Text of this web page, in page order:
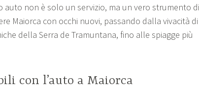
auto non è solo un servizio, ma un vero strumento di
Maiorca con occhi nuovi, passando dalla vivacità di
della Serra de Tramuntana, fino alle spiagge più
con l’auto a Maiorca